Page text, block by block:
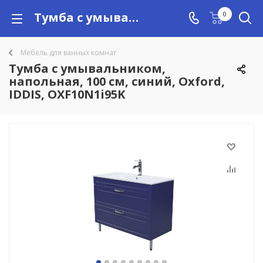
Тумба с умывальником, напольная, 100 см, синий, Oxford, IDDIS, OXF10N1i95K купить в Алматы с доставкой по Казахстану, цены 0
Мебель для ванных комнат
Тумба с умывальником,
напольная, 100 см, синий, Oxford,
IDDIS, OXF10N1i95K